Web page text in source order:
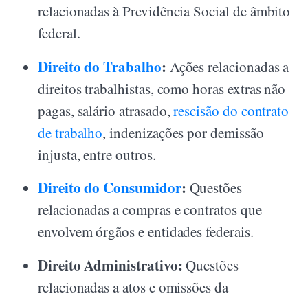
relacionadas à Previdência Social de âmbito
federal.
Direito do Trabalho: Ações relacionadas a
direitos trabalhistas, como horas extras não
pagas, salário atrasado,rescisão do contrato
de trabalho, indenizações por demissão
injusta, entre outros.
Direito do Consumidor: Questões
relacionadas a compras e contratos que
envolvem órgãos e entidades federais.
Direito Administrativo:Questões
relacionadas a atos e omissões da